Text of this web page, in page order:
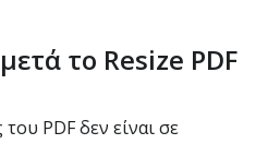
το Resize PDF
PDF δεν είναι σε